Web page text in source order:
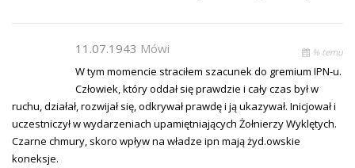
11.07.1943 Mówi % temu
W tym momencie straciłem szacunek do gremium IPN-u.
Człowiek, który oddał się prawdzie i cały czas był w
ruchu, działał, rozwijał się, odkrywał prawdę i ją ukazywał. Inicjował i
uczestniczył w wydarzeniach upamiętniających Żołnierzy Wyklętych.
Czarne chmury, skoro wpływ na władze ipn mają żyd.owskie
koneksje.